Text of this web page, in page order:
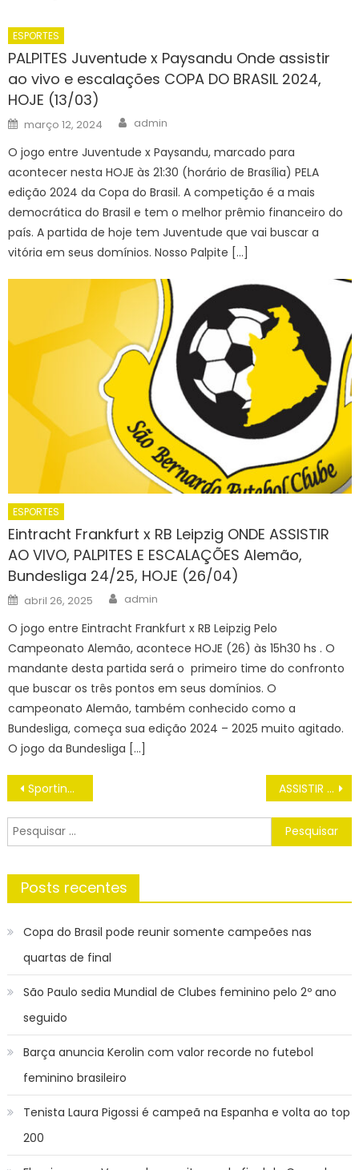
ESPORTES
PALPITES Juventude x Paysandu Onde assistir
ao vivo e escalações COPA DO BRASIL 2024,
HOJE (13/03)
Posted
on
março 12, 2024 Author
admin
O jogo entre Juventude x Paysandu, marcado para
acontecer nesta HOJE às 21:30 (horário de Brasília) PELA
edição 2024 da Copa do Brasil. A competição é a mais
democrática do Brasil e tem o melhor prêmio financeiro do
país. A partida de hoje tem Juventude que vai buscar a
vitória em seus domínios. Nosso Palpite […]
ESPORTES
Eintracht Frankfurt x RB Leipzig ONDE ASSISTIR
AO VIVO, PALPITES E ESCALAÇÕES Alemão,
Bundesliga 24/25, HOJE (26/04)
Posted
on
abril 26, 2025 Author
admin
O jogo entre Eintracht Frankfurt x RB Leipzig Pelo
Campeonato Alemão, acontece HOJE (26) às 15h30 hs . O
mandante desta partida será o primeiro time do confronto
que buscar os três pontos em seus domínios. O
campeonato Alemão, também conhecido como a
Bundesliga, começa sua edição 2024 – 2025 muito agitado.
O jogo da Bundesliga […]
Navegação
de
Post
Sporting Cristal x Huracán: Assistir ao vivo Libertadores da América 2023, HOJE (16/03), PRÉ-JOGO COM IMAGENS ASSISTIR AO VIVO Quindio x Cúcuta COPA DA COLÔMBIA de 2023, HOJE (16/03), PALPITES, ESCALAÇÕES
Pesquisar
por:
Posts recentes
Copa do Brasil pode reunir somente campeões nas
quartas de final
São Paulo sedia Mundial de Clubes feminino pelo 2º ano
seguido
Barça anuncia Kerolin com valor recorde no futebol
feminino brasileiro
Tenista Laura Pigossi é campeã na Espanha e volta ao top
200